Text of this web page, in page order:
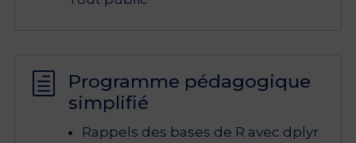
h
Programme pédagogique
simplifié
Rappels des bases de R avec dplyr